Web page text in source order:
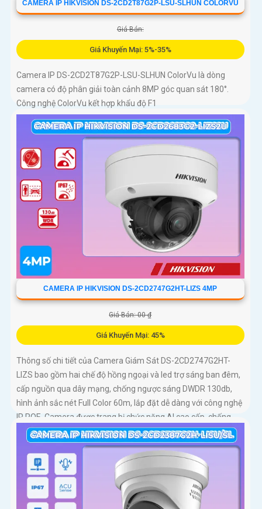
CAMERA IP HIKVISION DS-2CD2T87G2P-LSU-SLHUN COLORVU
Giá Bán:
Giá Khuyến Mại: 5%-35%
Camera IP DS-2CD2T87G2P-LSU-SLHUN ColorVu là dòng
camera có độ phân giải toàn cảnh 8MP góc quan sát 180°.
Công nghệ ColorVu kết hợp khẩu độ F1
CAMERA IP HIKVISION DS-2CD2747G2HT-LIZS 4MP
Giá Bán: 00 ₫
Giá Khuyến Mại: 45%
Thông số chi tiết của Camera Giám Sát DS-2CD2747G2HT-
LIZS bao gồm hai chế độ hồng ngoại và led trợ sáng ban đêm,
cấp nguồn qua dây mạng, chống ngược sáng DWDR 130db,
hình ảnh sắc nét Full Color 60m, lắp đặt dễ dàng với công nghệ
IP POE. Camera được trang bị chức năng AI cao cấp, chống
ngược sáng DWDR 130db